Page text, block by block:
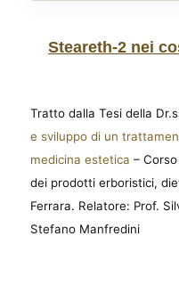
Steareth-2 nei
Tratto dalla Tesi della
e sviluppo di un
medicina estetica –
dei prodotti erboristici,
Ferrara. Relatore: Prof.
Stefano Manfredini